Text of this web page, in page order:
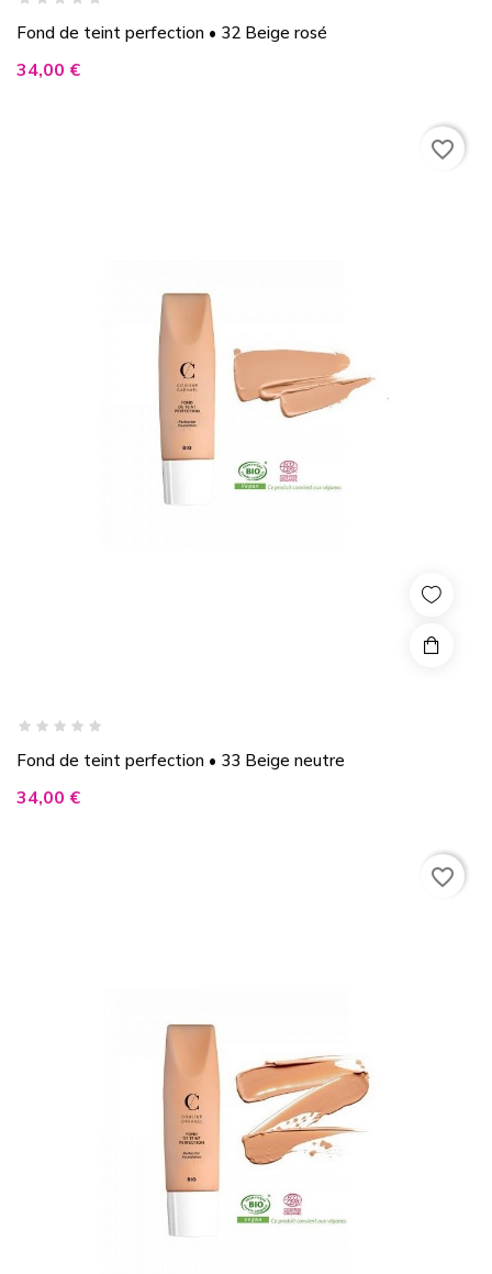
Fond de teint perfection • 32 Beige rosé
Prix
34,00 €
Fond de teint perfection • 33 Beige neutre
Prix
34,00 €
favorite_border
favorite_border